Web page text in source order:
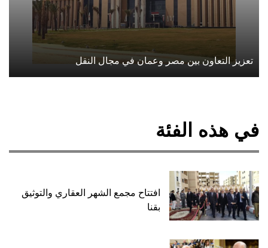
تعزيز التعاون بين مصر وعمان في مجال النقل
في هذه الفئة
افتتاح مجمع الشهر العقاري والتوثيق
بقنا